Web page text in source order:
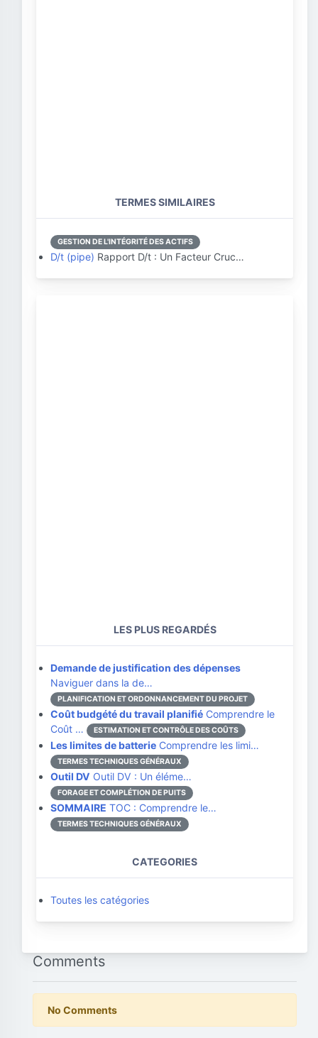
TERMES SIMILAIRES
GESTION DE L'INTÉGRITÉ DES ACTIFS
D/t (pipe) Rapport D/t : Un Facteur Cruc…
LES PLUS REGARDÉS
Demande de justification des dépenses
Naviguer dans la de…
PLANIFICATION ET ORDONNANCEMENT DU PROJET
Coût budgété du travail planifié Comprendre le
Coût …
ESTIMATION ET CONTRÔLE DES COÛTS
Les limites de batterie Comprendre les limi…
TERMES TECHNIQUES GÉNÉRAUX
Outil DV Outil DV : Un éléme…
FORAGE ET COMPLÉTION DE PUITS
SOMMAIRE TOC : Comprendre le…
TERMES TECHNIQUES GÉNÉRAUX
CATEGORIES
Toutes les catégories
Comments
No Comments